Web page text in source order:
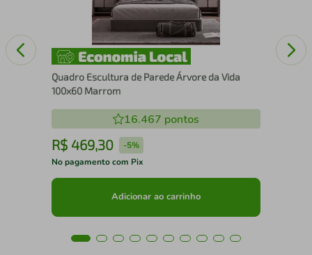
Quadro Escultura de Parede Árvore da Vida
100x60 Marrom
16.467 pontos
R$ 469,30 -5%
No pagamento com Pix
Adicionar ao carrinho